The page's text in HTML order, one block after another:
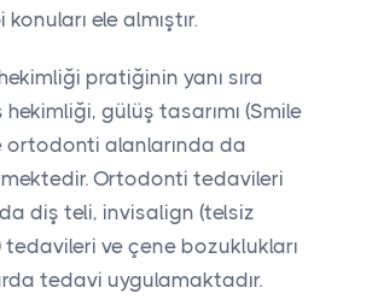
ele almıştır.
pratiğinin yanı sıra
gülüş tasarımı (Smile
ortodonti alanlarında da
Ortodonti tedavileri
diş teli, invisalign (telsiz
ve çene bozuklukları
tedavi uygulamaktadır.